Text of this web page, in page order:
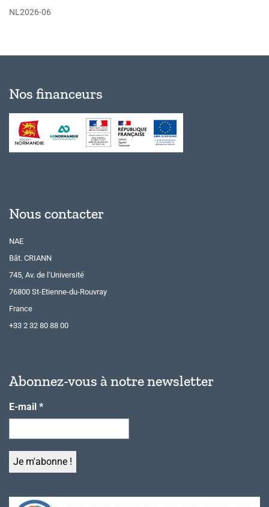
NL2026-06
Nos financeurs
Nous contacter
NAE
Bât. CRIANN
745, Av. de l’Université
76800 St-Etienne-du-Rouvray
France
+33 2 32 80 88 00
Abonnez-vous à notre newsletter
E-mail *